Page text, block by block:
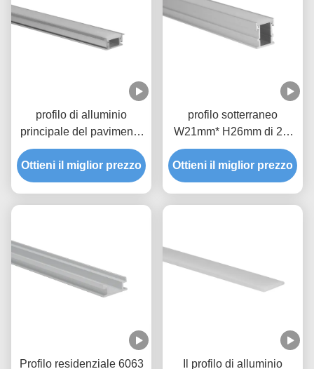
profilo di alluminio
principale del pavimento
di piccola dimensione
W27.5mm High11mm
LED di profilo per le
Ottieni il miglior prezzo
profilo sotterraneo
W21mm* H26mm di 2M
Length LED all'interno
della striscia di 10mm
LED per la luce del
Ottieni il miglior prezzo
Profilo residenziale 6063
Il profilo di alluminio